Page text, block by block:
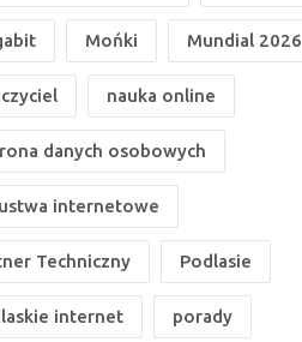
Mońki Mundial 2026
nauka online
danych osobowych
internetowe
Techniczny Podlasie
internet porady